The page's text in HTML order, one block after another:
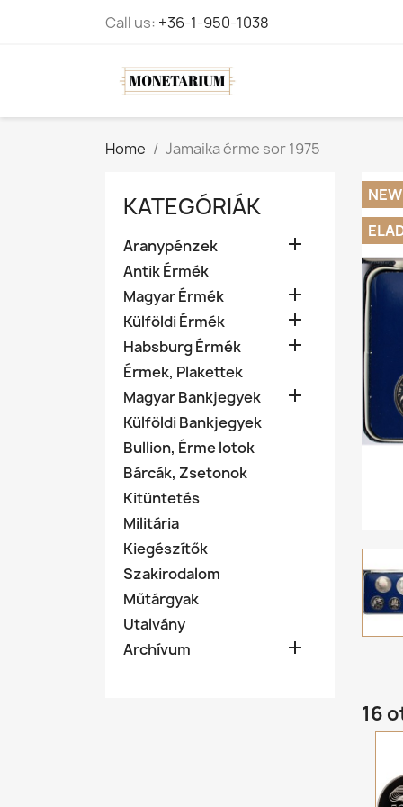
Call us: +36-1-950-1038
Home Jamaika érme sor 1975
KATEGÓRIÁK
Aranypénzek 
Antik Érmék
Magyar Érmék

Külföldi Érmék 
Habsburg Érmék 
Érmek, Plakettek
Magyar Bankjegyek

Külföldi Bankjegyek
Bullion, Érme lotok
Bárcák, Zsetonok
Kitüntetés
Militária
Kiegészítők
Szakirodalom
Műtárgyak
Utalvány
Archívum

NEW
16